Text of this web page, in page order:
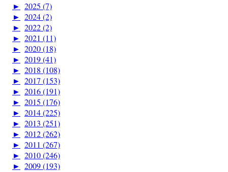
► 2025 (7)
► 2024 (2)
► 2022 (2)
► 2021 (11)
► 2020 (18)
► 2019 (41)
► 2018 (108)
► 2017 (153)
► 2016 (191)
► 2015 (176)
► 2014 (225)
► 2013 (251)
► 2012 (262)
► 2011 (267)
► 2010 (246)
► 2009 (193)